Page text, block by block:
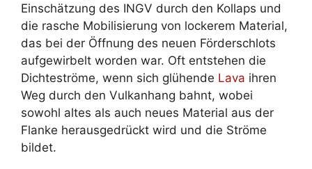
Einschätzung des INGV durch den Kollaps und
die rasche Mobilisierung von lockerem Material,
das bei der Öffnung des neuen Förderschlots
aufgewirbelt worden war. Oft entstehen die
Dichteströme, wenn sich glühende Lava ihren
Weg durch den Vulkanhang bahnt, wobei
sowohl altes als auch neues Material aus der
Flanke herausgedrückt wird und die Ströme
bildet.